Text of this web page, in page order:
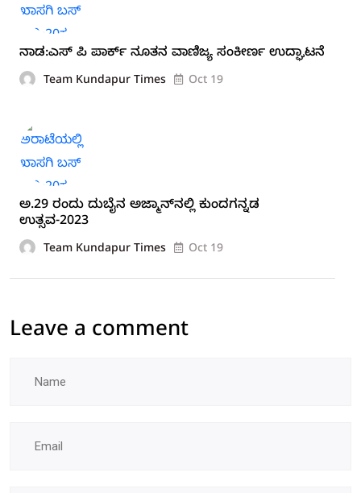
ನಾಡ:ಎಸ್ ಪಿ ಪಾರ್ಕ್ ನೂತನ ವಾಣಿಜ್ಯ ಸಂಕೀರ್ಣ ಉದ್ಘಾಟನೆ
Team Kundapur Times Oct 19
ಅ.29 ರಂದು ದುಬೈನ ಅಜ್ಮಾನ್‍ನಲ್ಲಿ ಕುಂದಗನ್ನಡ
ಉತ್ಸವ-2023
Team Kundapur Times Oct 19
Leave a comment